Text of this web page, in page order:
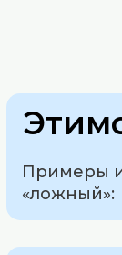
Примеры
«ложный»: